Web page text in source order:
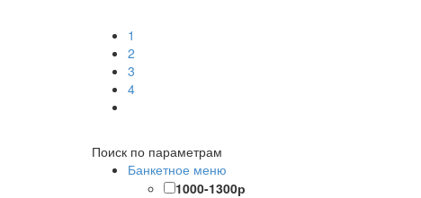
1
2
3
4
Поиск по параметрам
Банкетное меню
1000-1300р